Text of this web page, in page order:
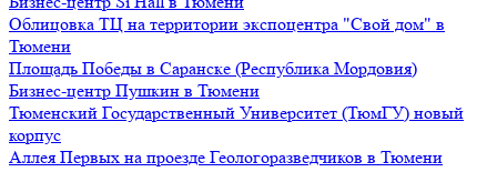
Облицовка ТЦ на территории экспоцентра "Свой дом" в
Тюмени
Площадь Победы в Саранске (Республика Мордовия)
Бизнес-центр Пушкин в Тюмени
Тюменский Государственный Университет (ТюмГУ) новый
корпус
Аллея Первых на проезде Геологоразведчиков в Тюмени